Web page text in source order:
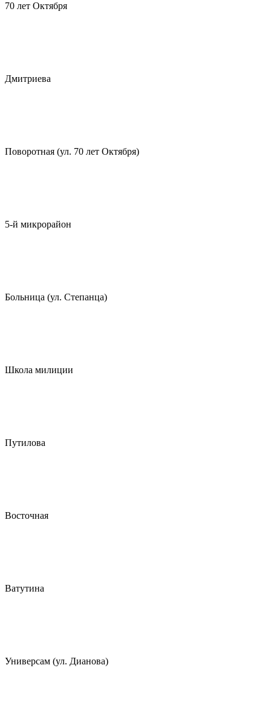
70 лет Октября
Дмитриева
Поворотная (ул. 70 лет Октября)
5-й микрорайон
Больница (ул. Степанца)
Школа милиции
Путилова
Восточная
Ватутина
Универсам (ул. Дианова)